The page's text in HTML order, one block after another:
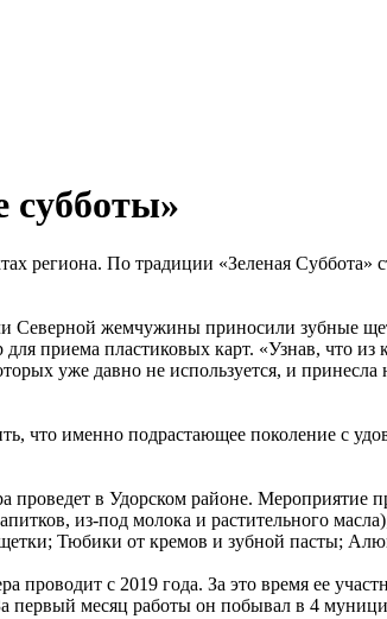
субботы»
региона. По традиции «Зеленая Суббота»
Северной жемчужины приносили зубные
приема пластиковых карт. «Узнав, что
уже давно не используется, и
что именно подрастающее поколение с
в Удорском районе. Мероприятие
из-под молока и растительного
Тюбики от кремов и зубной пасты;
с 2019 года. За это время ее
первый месяц работы он побывал в 4